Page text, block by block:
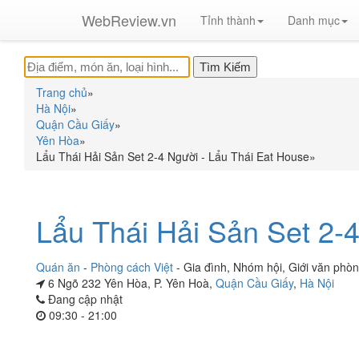
WebReview.vn Tỉnh thành Danh mục
Trang chủ»
Hà Nội»
Quận Cầu Giấy»
Yên Hòa»
Lẩu Thái Hải Sản Set 2-4 Người - Lẩu Thái Eat House»
Lẩu Thái Hải Sản Set
Quán ăn - Phòng cách Việt - Gia đình, Nhóm hội, Giới văn
6 Ngõ 232 Yên Hòa, P. Yên Hoà, Quận Cầu Giấy, Hà Nội
Đang cập nhật
09:30 - 21:00